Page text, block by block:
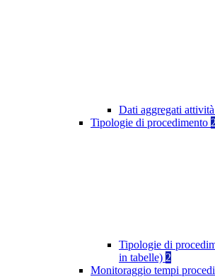
Dati aggregati
Tipologie di procedimento 2
Tipologie di
in tabelle) 2
Monitoraggio tempi